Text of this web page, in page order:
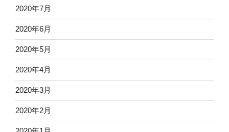
2020年7月
2020年6月
2020年5月
2020年4月
2020年3月
2020年2月